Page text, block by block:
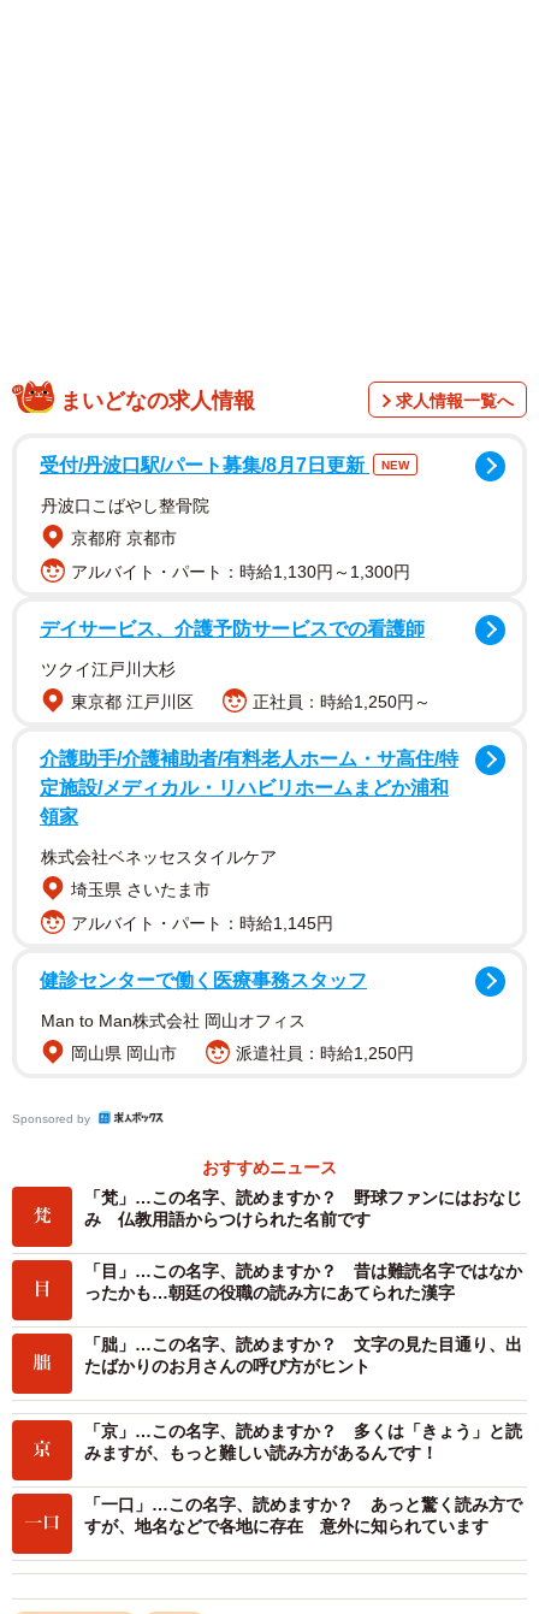
そもそも「公文」とは、荘園などで実際に徴税にあたる官
僚のこと。しかし、現地に赴かず、代理人を派遣する官僚
も多かった。担当者の代理をすることから「～代」と呼ば
れ、守護の代理をする守護代、地頭の代理をする地頭代な
どがあり、公文の代理として年貢の徴収などにあたったの
が公文代である。こうした公文代をつとめた人達が名乗っ
た名字だと思われる。
現在は京都府南部の名字で、とくに山城町に多い。
まいどなの求人情報 求人情報一覧へ
受付/丹波口駅/パート募集/8月7日更新 NEW
丹波口こばやし整骨院
京都府 京都市
アルバイト・パート：時給1,130円～1,300円
デイサービス、介護予防サービスでの看護師
ツクイ江戸川大杉
東京都 江戸川区
正社員：時給1,250円～
介護助手/介護補助者/有料老人ホーム・サ高住/特
定施設/メディカル・リハビリホームまどか浦和
領家
株式会社ベネッセスタイルケア
埼玉県 さいたま市
アルバイト・パート：時給1,145円
健診センターで働く医療事務スタッフ
Man to Man株式会社 岡山オフィス
岡山県 岡山市
派遣社員：時給1,250円
Sponsored by
おすすめニュース
「梵」…この名字、読めますか？ 野球ファンにはおなじ
み 仏教用語からつけられた名前です
「目」…この名字、読めますか？ 昔は難読名字ではなか
ったかも…朝廷の役職の読み方にあてられた漢字
「朏」…この名字、読めますか？ 文字の見た目通り、出
たばかりのお月さんの呼び方がヒント
「京」…この名字、読めますか？ 多くは「きょう」と読
みますが、もっと難しい読み方があるんです！
「一口」…この名字、読めますか？ あっと驚く読み方で
すが、地名などで各地に存在 意外に知られています